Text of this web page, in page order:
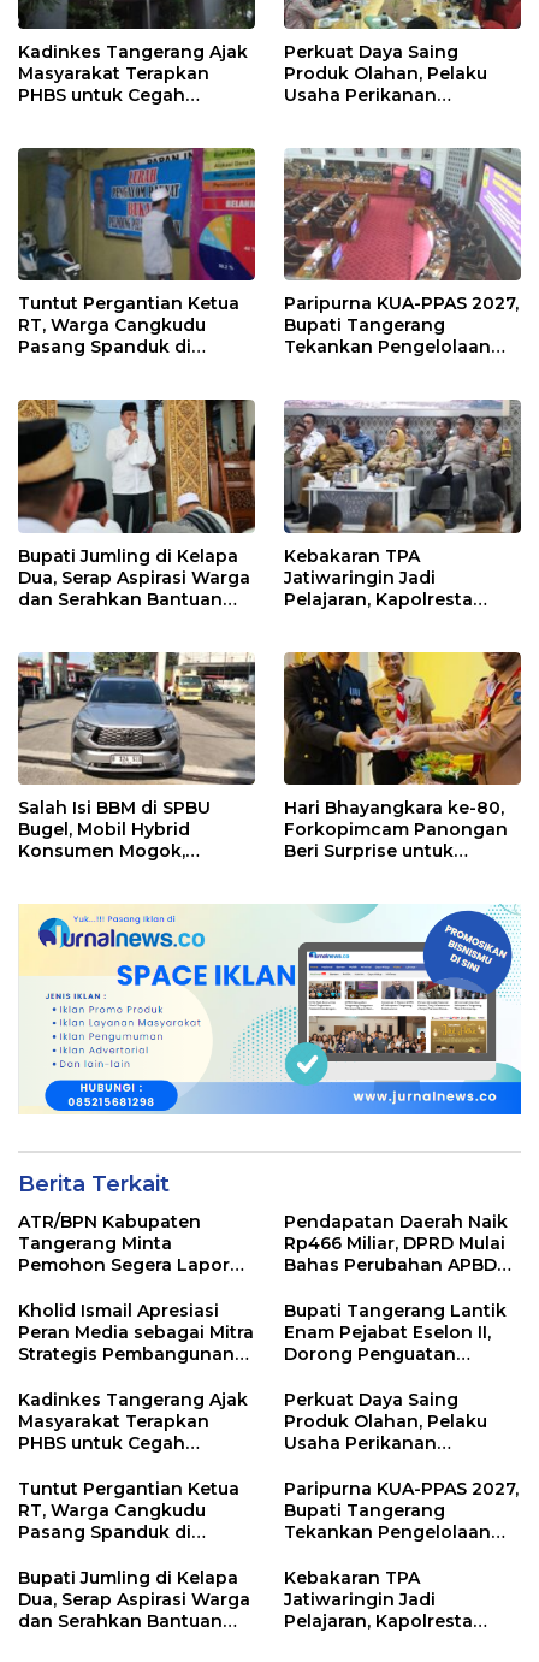
Kadinkes Tangerang Ajak
Masyarakat Terapkan
PHBS untuk Cegah
Perkuat Daya Saing
Produk Olahan, Pelaku
Usaha Perikanan
Tuntut Pergantian Ketua
RT, Warga Cangkudu
Pasang Spanduk di
Paripurna KUA-PPAS 2027,
Bupati Tangerang
Tekankan Pengelolaan
Bupati Jumling di Kelapa
Dua, Serap Aspirasi Warga
dan Serahkan Bantuan
Kebakaran TPA
Jatiwaringin Jadi
Pelajaran, Kapolresta
Ditingkatkan
Salah Isi BBM di SPBU
Bugel, Mobil Hybrid
Konsumen Mogok,
Hari Bhayangkara ke-80,
Forkopimcam Panongan
Beri Surprise untuk
Berita Terkait
ATR/BPN Kabupaten
Tangerang Minta
Pemohon Segera Lapor
Mandek
Pendapatan Daerah Naik
Rp466 Miliar, DPRD Mulai
Bahas Perubahan APBD
Kholid Ismail Apresiasi
Peran Media sebagai Mitra
Strategis Pembangunan
Tangerang
Bupati Tangerang Lantik
Enam Pejabat Eselon II,
Dorong Penguatan
Publik
Kadinkes Tangerang Ajak
Masyarakat Terapkan
PHBS untuk Cegah
Perkuat Daya Saing
Produk Olahan, Pelaku
Usaha Perikanan
Didorong Terapkan SNI
Tuntut Pergantian Ketua
RT, Warga Cangkudu
Pasang Spanduk di
Paripurna KUA-PPAS 2027,
Bupati Tangerang
Tekankan Pengelolaan
Dampak El Nino
Bupati Jumling di Kelapa
Dua, Serap Aspirasi Warga
dan Serahkan Bantuan
Kebakaran TPA
Jatiwaringin Jadi
Pelajaran, Kapolresta